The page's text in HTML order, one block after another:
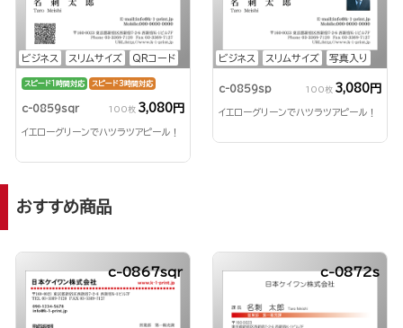
ビジネス スリムサイズ QRコード
スピード1時間対応 スピード3時間対応
c-0859sqr 100枚 3,080円
イエローグリーンでハツラツアピール！
ビジネス スリムサイズ 写真入り
c-0859sp 100枚 3,080円
イエローグリーンでハツラツアピール！
おすすめ商品
c-0867sqr c-0872s